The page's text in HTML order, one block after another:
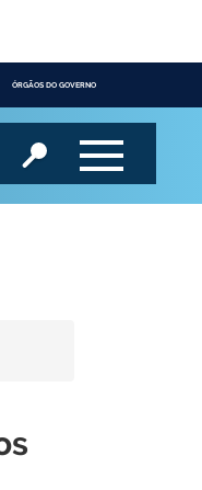
ÓRGÃOS DO GOVERNO